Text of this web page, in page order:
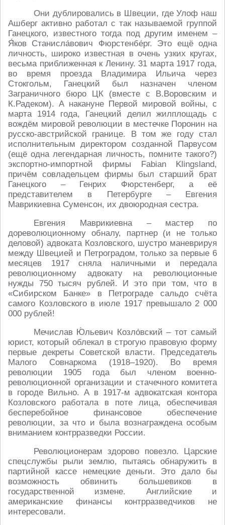
Они дублировались в Швеции, где Улоф наш
Ашберг активно работал с так называемой группой
Ганецкого, известного тогда под другим именем –
Я́ков Станисла́вович Фюрстенбе́рг. Это ещё одна
личность, широко известная в очень узких кругах,
весьма приближенная к Ленину. 31 марта 1917 года,
во время проезда Владимира Ильича через
Стокгольм, Ганецкий был назначен членом
Заграничного бюро ЦК (вместе с В.Воровским и
К.Радеком). А накануне Первой мировой войны, с
марта 1914 года, Ганецкий делил жилплощадь с
вождём мировой революции в местечке Поронин на
русско-австрийской границе. В том же году стал
исполнительным директором созданной Парвусом
(ещё одна легендарная личность, помните такого?)
экспортно-импортной фирмы Fabian Klingsland,
причём совладельцем фирмы был старший брат
Ганецкого – Генрих Фюрстенберг, а её
представителем в Петербурге – Евгения
Маврикиевна Суменсон, их двоюродная сестра.
Евгения Маврикиевна – мастер по
дореволюционному обналу, партнер (и не только
деловой) адвоката Козловского, шустро маневрируя
между Швецией и Петроградом, только за первые 6
месяцев 1917 сняла наличными и передала
революционному адвокату на революционные
нужды 750 тысяч рублей. И это при том, что в
«Сибирском Банке» в Петрограде сальдо счёта
самого Козловского в июле 1917 превышало 2 000
000 рублей!
Мечислав Ю́льевич Козло́вский – тот самый
юрист, который облекал в строгую правовую форму
первые декреты Советской власти. Председатель
Малого Совнаркома (1918–1920). Во время
революции 1905 года был членом военно-
революционной организации и стачечного комитета
в городе Вильно. А в 1917-м адвокатская контора
Козловского работала в поте лица, обеспечивая
бесперебойное финансовое обеспечение
революции, за что и была вознаграждена особым
вниманием контрразведки России.
Революционерам здорово повезло. Царские
спецслужбы рыли землю, пытаясь обнаружить в
партийной кассе немецкие деньги. Это дало бы
возможность обвинить большевиков в
государственной измене. Английские и
американские финансы контрразведчиков не
интересовали.